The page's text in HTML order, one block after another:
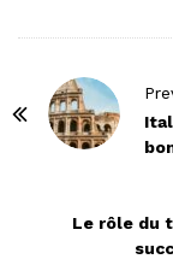
Le rôle du